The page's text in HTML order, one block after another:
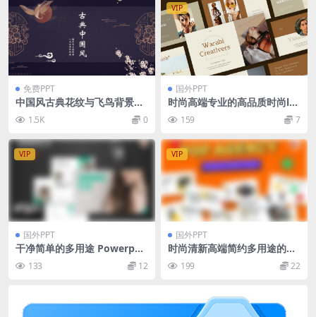
免费PPT
中国风古典花纹与飞鸟背景PP
T模板
1.5K 0
VIP
国外PPT
时尚高端专业的高品质时尚lo
okbook Google Slides谷歌
幻灯片演示模板（pptx）
159 7
VIP
国外PPT
干净简单的多用途 Powerpoi
nt 模板 Armoca – Powerpoi
nt Template
133 12
VIP
国外PPT
时尚清新高端简约多用途的创
意powerpoint幻灯片演示模
板（pptx）
199 22